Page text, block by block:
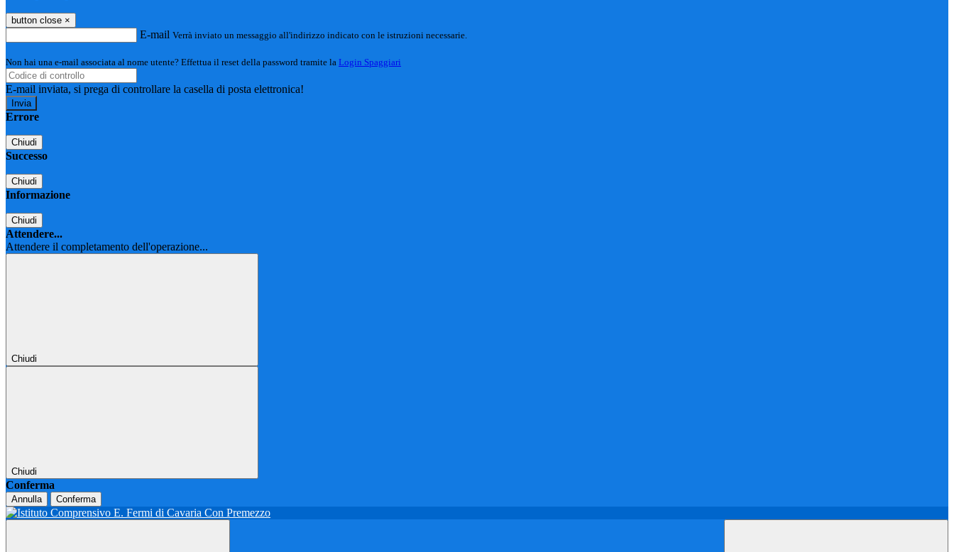
button close ×
E-mail Verrà inviato un messaggio all'indirizzo indicato con le istruzioni necessarie.
Non hai una e-mail associata al nome utente? Effettua il reset della password tramite la Login Spaggiari
E-mail inviata, si prega di controllare la casella di posta elettronica!
Errore
Chiudi
Successo
Chiudi
Informazione
Chiudi
Attendere...
Attendere il completamento dell'operazione...
Chiudi
Chiudi
Conferma
Annulla Conferma